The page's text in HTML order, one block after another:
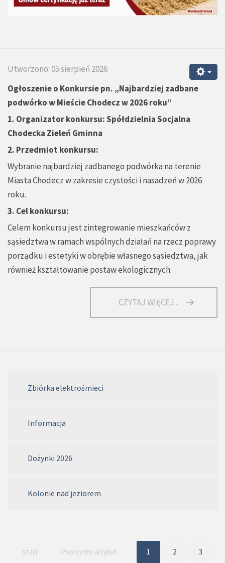
Utworzono: 05 sierpień 2026
Ogłoszenie o Konkursie pn. „Najbardziej zadbane
podwórko w Mieście Chodecz w 2026 roku”
1. Organizator konkursu: Spółdzielnia Socjalna
Chodecka Zieleń Gminna
2. Przedmiot konkursu:
Wybranie najbardziej zadbanego podwórka na terenie
Miasta Chodecz w zakresie czystości i nasadzeń w 2026
roku.
3. Cel konkursu:
Celem konkursu jest zintegrowanie mieszkańców z
sąsiedztwa w ramach wspólnych działań na rzecz poprawy
porządku i estetyki w obrębie własnego sąsiedztwa, jak
również kształtowanie postaw ekologicznych.
CZYTAJ WIĘCEJ...
Zbiórka elektrośmieci
Informacja
Dożynki 2026
Kolonie nad jeziorem
start Poprzedni artykuł 1 2 3